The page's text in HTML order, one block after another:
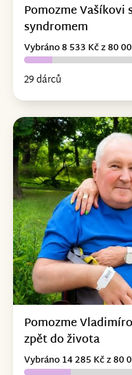
Pomozme Vašíkovi
syndromem
29 dárců
Vybráno 8 533 Kč z 80
Pomozme
zpět do života
Vybráno 14 285 Kč z 80